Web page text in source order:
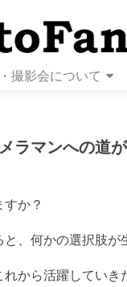
撮影会について
ラマンへの道
か？
、何かの選択肢が
から活躍していき